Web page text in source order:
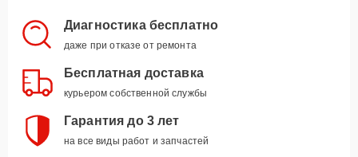
Диагностика бесплатно
даже при отказе от ремонта
Бесплатная доставка
курьером собственной службы
Гарантия до 3 лет
на все виды работ и запчастей